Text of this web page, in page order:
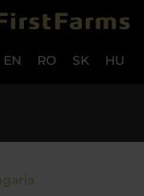
EN RO SK HU